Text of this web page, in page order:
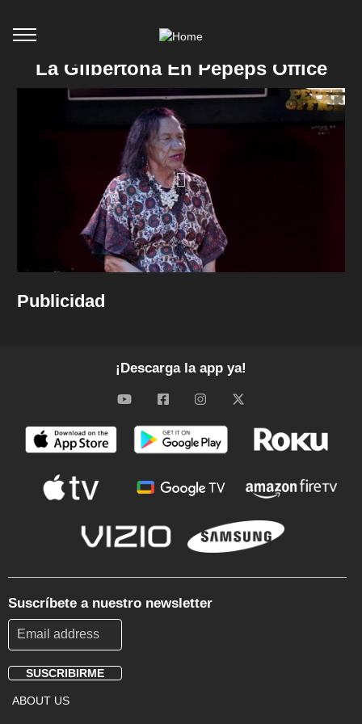
La Gilbertona En Pepeps Office
Publicidad
¡Descarga la app ya!
Suscríbete a nuestro newsletter
SUSCRIBIRME
Footer
ABOUT US